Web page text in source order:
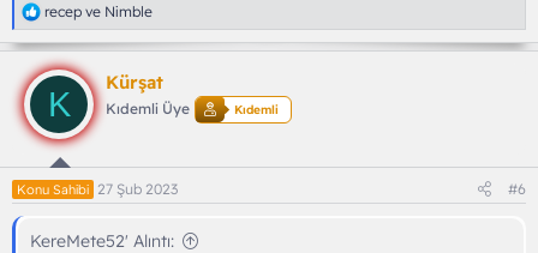
T
e
p
k
e
r
:
recep ve Nimble
K
Kürşat
Kıdemli Üye Kıdemli
Konu Sahibi 27 Şub 2023 #6
KereMete52' Alıntı: